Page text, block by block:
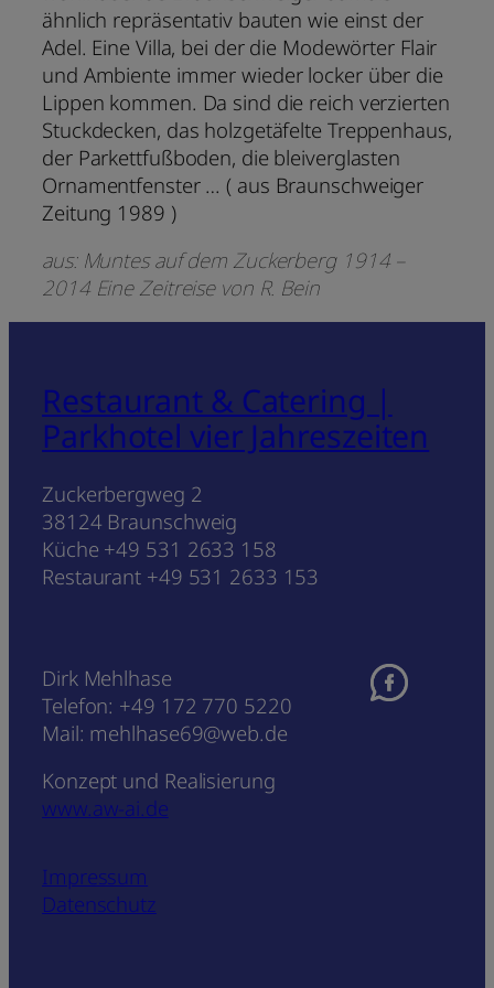
ähnlich repräsentativ bauten wie einst der
Adel. Eine Villa, bei der die Modewörter Flair
und Ambiente immer wieder locker über die
Lippen kommen. Da sind die reich verzierten
Stuckdecken, das holzgetäfelte Treppenhaus,
der Parkettfußboden, die bleiverglasten
Ornamentfenster … ( aus Braunschweiger
Zeitung 1989 )
aus: Muntes auf dem Zuckerberg 1914 –
2014 Eine Zeitreise von R. Bein
Restaurant & Catering |
Parkhotel vier Jahreszeiten
Zuckerbergweg 2
38124 Braunschweig
Küche +49 531 2633 158
Restaurant +49 531 2633 153
Dirk Mehlhase
Telefon: +49 172 770 5220
Mail: mehlhase69@web.de
Konzept und Realisierung
www.aw-ai.de
Impressum
Datenschutz